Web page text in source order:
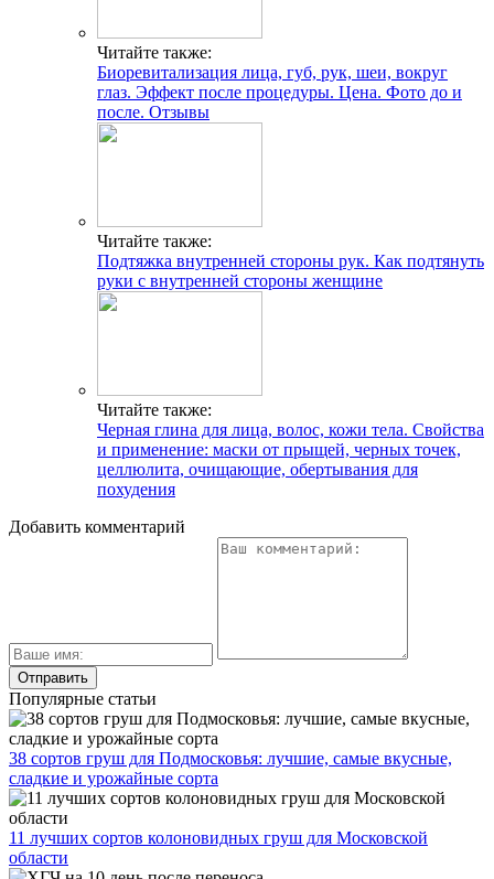
Читайте также:
Биоревитализация лица, губ, рук, шеи, вокруг
глаз. Эффект после процедуры. Цена. Фото до и
после. Отзывы
Читайте также:
Подтяжка внутренней стороны рук. Как подтянуть
руки с внутренней стороны женщине
Читайте также:
Черная глина для лица, волос, кожи тела. Свойства
и применение: маски от прыщей, черных точек,
целлюлита, очищающие, обертывания для
похудения
Добавить комментарий
Популярные статьи
38 сортов груш для Подмосковья: лучшие, самые вкусные,
сладкие и урожайные сорта
11 лучших сортов колоновидных груш для Московской
области